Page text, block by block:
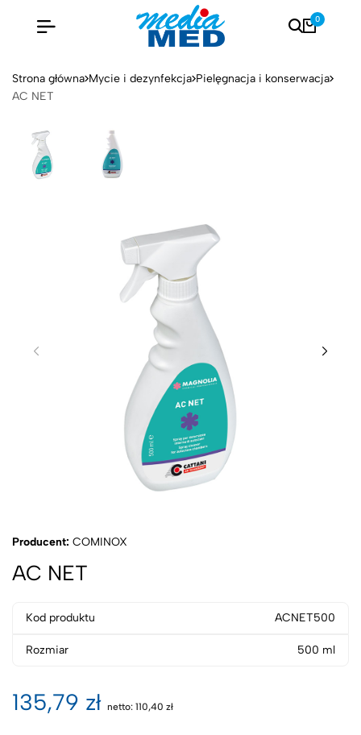
0
Strona główna Mycie i dezynfekcja Pielęgnacja i konserwacja
AC NET
Producent: COMINOX
AC NET
Kod produktu ACNET500
Rozmiar 500 ml
135,79 zł netto: 110,40 zł